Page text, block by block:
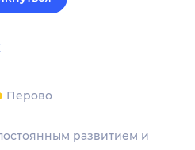
Перово
развитием и